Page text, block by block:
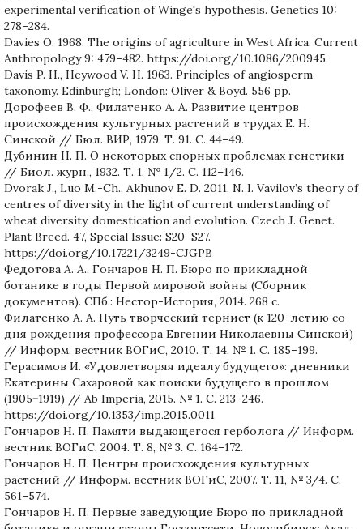
experimental verification of Winge's hypothesis. Genetics 10:
278–284.
Davies O. 1968. The origins of agriculture in West Africa. Current
Anthropology 9: 479–482. https://doi.org/10.1086/200945
Davis P. H., Heywood V. H. 1963. Principles of angiosperm
taxonomy. Edinburgh; London: Oliver & Boyd. 556 pp.
Дорофеев В. Ф., Филатенко А. А. Развитие центров
происхождения культурных растений в трудах Е. Н.
Синской // Бюл. ВИР, 1979. Т. 91. С. 44–49.
Дубинин Н. П. О некоторых спорных проблемах генетики
// Биол. журн., 1932. Т. 1, № 1/2. С. 112–146.
Dvorak J., Luo M.-Ch., Akhunov E. D. 2011. N. I. Vavilov’s theory of
centres of diversity in the light of current understanding of
wheat diversity, domestication and evolution. Czech J. Genet.
Plant Breed. 47, Special Issue: S20–S27.
https://doi.org/10.17221/3249-CJGPB
Федотова А. А., Гончаров Н. П. Бюро по прикладной
ботанике в годы Первой мировой войны (Сборник
документов). СПб.: Нестор-История, 2014. 268 с.
Филатенко А. А. Путь творческий тернист (к 120-летию со
дня рождения профессора Евгении Николаевны Синской)
// Информ. вестник ВОГиС, 2010. Т. 14, № 1. С. 185–199.
Герасимов И. «Удовлетворяя идеалу будущего»: дневники
Екатерины Сахаровой как поиски будущего в прошлом
(1905−1919) // Ab Imperia, 2015. № 1. С. 213–246.
https://doi.org/10.1353/imp.2015.0011
Гончаров Н. П. Памяти выдающегося герболога // Информ.
вестник ВОГиС, 2004. Т. 8, № 3. С. 164–172.
Гончаров Н. П. Центры происхождения культурных
растений // Информ. вестник ВОГиС, 2007. Т. 11, № 3/4. С.
561–574.
Гончаров Н. П. Первые заведующие Бюро по прикладной